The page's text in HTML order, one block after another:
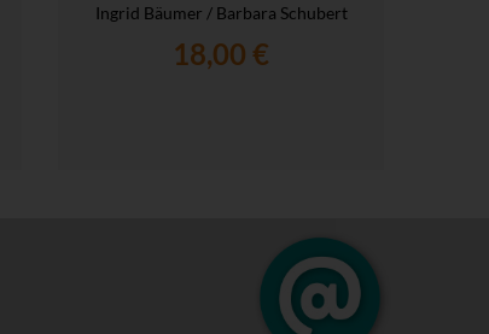
Ingrid Bäumer / Barbara Schubert
18,00 €